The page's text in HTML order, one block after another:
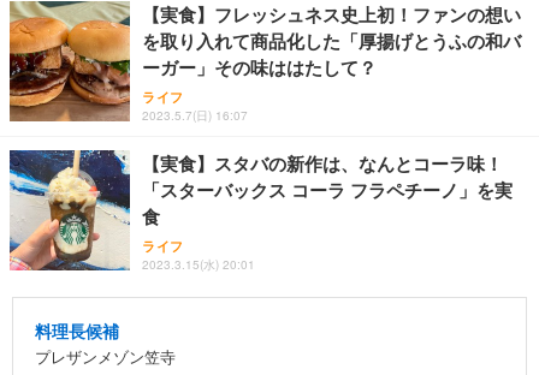
【実食】フレッシュネス史上初！ファンの想い
を取り入れて商品化した「厚揚げとうふの和バ
ーガー」その味ははたして？
ライフ
2023.5.7(日) 16:07
【実食】スタバの新作は、なんとコーラ味！
「スターバックス コーラ フラペチーノ」を実
食
ライフ
2023.3.15(水) 20:01
料理長候補
プレザンメゾン笠寺